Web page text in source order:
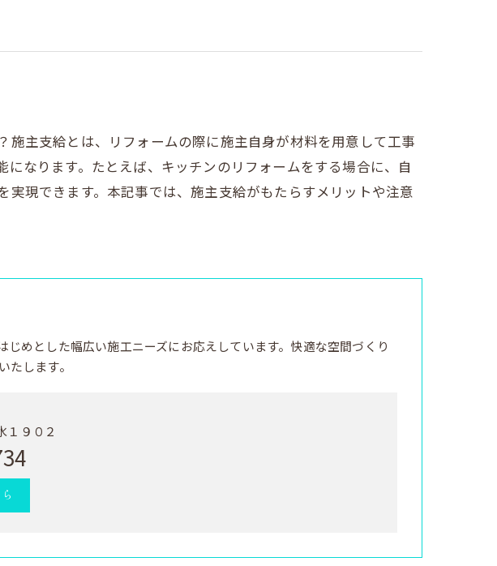
主支給とは、リフォームの際に施主自身が材料を用意して工事
なります。たとえば、キッチンのリフォームをする場合に、自
現できます。本記事では、施主支給がもたらすメリットや注意
めとした幅広い施工ニーズにお応えしています。快適な空間づくり
します。
１９０２